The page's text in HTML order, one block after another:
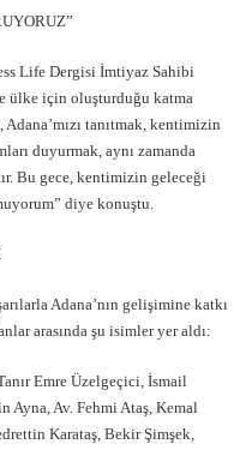
Life Dergisi İmtiyaz Sahibi
ülke için oluşturduğu katma
tanıtmak, kentimizin
duyurmak, aynı zamanda
Bu gece, kentimizin geleceği
diye konuştu.
Adana’nın gelişimine katkı
arasında şu isimler yer aldı:
Emre Üzelgeçici, İsmail
Ayna, Av. Fehmi Ataş, Kemal
Karataş, Bekir Şimşek,